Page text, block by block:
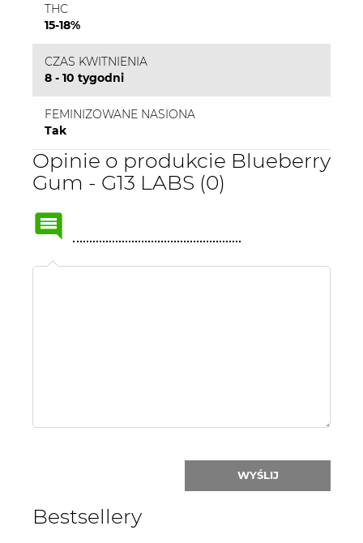
THC
15-18%
CZAS KWITNIENIA
8 - 10 tygodni
FEMINIZOWANE NASIONA
Tak
Opinie o produkcie Blueberry
Gum - G13 LABS (0)
WYŚLIJ
Bestsellery